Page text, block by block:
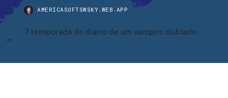
AMERICASOFTSWSKY.WEB.APP
7 temporada de diario de um vampiro dublado